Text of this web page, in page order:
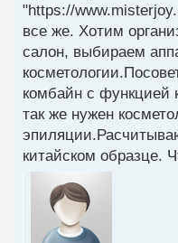
"https://
все же. Хотим
салон, выбираем
комбайн с функцией
так же нужен
китайском образце.